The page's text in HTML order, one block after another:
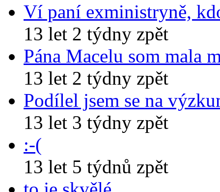
Ví paní exministryně,
13 let 2 týdny zpět
Pána Macelu som mala
13 let 2 týdny zpět
Podílel jsem se na
13 let 3 týdny zpět
:-(
13 let 5 týdnů zpět